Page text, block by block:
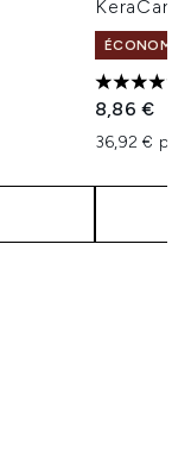
4.63
8,86 €
36,92 € par